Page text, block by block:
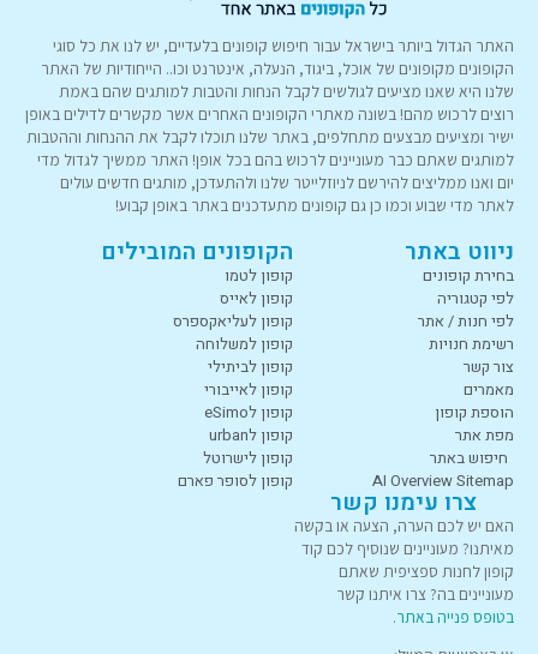
האתר הגדול ביותר בישראל עבור חיפוש קופונים בלעדיים, יש לנו את כל סוגי
הקופונים מקופונים של אוכל, ביגוד, הנעלה, אינטרנט וכו.. הייחודיות של האתר
שלנו היא שאנו מציעים לגולשים לקבל הנחות והטבות למותגים שהם באמת
רוצים לרכוש מהם! בשונה מאתרי הקופונים האחרים אשר מקשרים לדילים באופן
ישיר ומציעים מבצעים מתחלפים, באתר שלנו תוכלו לקבל את ההנחות וההטבות
למותגים שאתם כבר מעוניינים לרכוש בהם בכל אופן! האתר ממשיך לגדול מדי
יום ואנו ממליצים להירשם לניוזלייטר שלנו ולהתעדכן, מותגים חדשים עולים
לאתר מדי שבוע וכמו כן גם קופונים מתעדכנים באתר באופן קבוע!
ניווט באתר
בחירת קופונים
לפי קטגוריה
לפי חנות / אתר
רשימת חנויות
צור קשר
מאמרים
הוספת קופון
מפת אתר
חיפוש באתר
AI Overview Sitemap
הקופונים המובילים
קופון לטמו
קופון לאייס
קופון לעליאקספרס
קופון למשלוחה
קופון לביתילי
קופון לאייבורי
קופון לeSimo
קופון לurban
קופון לישרוטל
קופון לסופר פארם
צרו עימנו קשר
האם יש לכם הערה, הצעה או בקשה
מאיתנו? מעוניינים שנוסיף לכם קוד
קופון לחנות ספציפית שאתם
מעוניינים בה? צרו איתנו קשר
בטופס פנייה באתר.